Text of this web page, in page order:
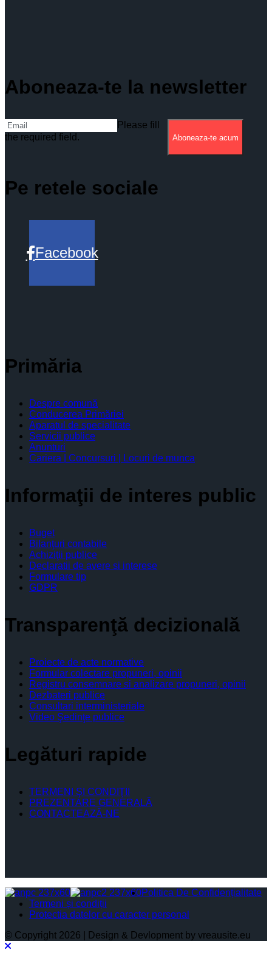
Aboneaza-te la newsletter
Please fill
the required field.
Aboneaza-te acum
Pe retele sociale
Facebook
Primăria
Despre comună
Conducerea Primăriei
Aparatul de specialitate
Servicii publice
Anunturi
Cariera | Concursuri | Locuri de munca
Informaţii de interes public
Buget
Bilanţuri contabile
Achiziţii publice
Declaratii de avere si interese
Formulare tip
GDPR
Transparenţă decizională
Proiecte de acte normative
Formular colectare propuneri, opinii
Registru consemnare si analizare propuneri, opinii
Dezbateri publice
Consultari interministeriale
Video Şedinţe publice
Legături rapide
TERMENI ŞI CONDIŢII
PREZENTARE GENERALĂ
CONTACTEAZĂ-NE
Politica De Confidențialitate
Termeni și condiții
Protectia datelor cu caracter personal
© Copyright 2026 | Design & Devlopment by vreausite.eu